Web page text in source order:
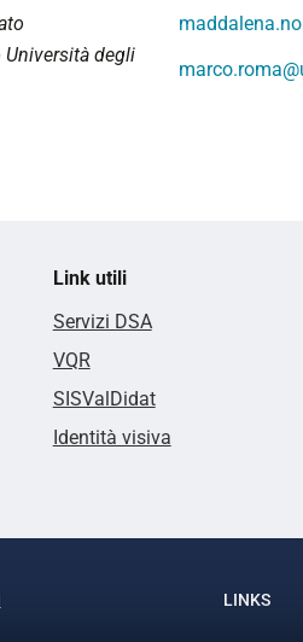
degli
Link utili
Servizi DSA
VQR
SISValDidat
Identità visiva
LINKS